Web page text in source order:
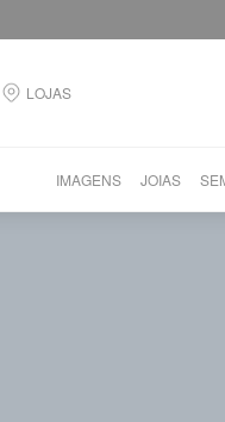
LOJAS
IMAGENS JOIAS